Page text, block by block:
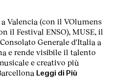
Valencia (con il VOlumens
il Festival ENSO), MUSE, il
Generale d'Italia a
e rende visibile il talento
e creativo più
Leggi di Più